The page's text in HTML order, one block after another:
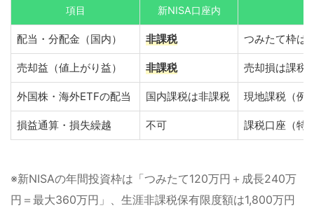
項目 新NISA口座内
配当・分配金（国内） 非課税 つみたて枠は
売却益（値上がり益） 非課税 売却損は課税
外国株・海外ETFの配当 国内課税は非課税 現地課税（例
損益通算・損失繰越 不可 課税口座（特
※新NISAの年間投資枠は「つみたて120万円＋成長240万
円＝最大360万円」、生涯非課税保有限度額は1,800万円